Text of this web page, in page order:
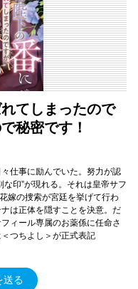
てしまったので
秘密です！
仕事に励んでいた。努力が認
印”が現れる。それは皇帝サフ
嫁の捜索が宮廷を挙げて行わ
は正体を隠すことを決意。だ
ィール専属のお薬係に任命さ
つちよし＞が正式表記
送る